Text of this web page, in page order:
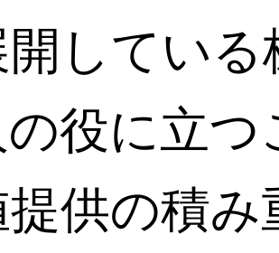
してい
役に立
供の積み